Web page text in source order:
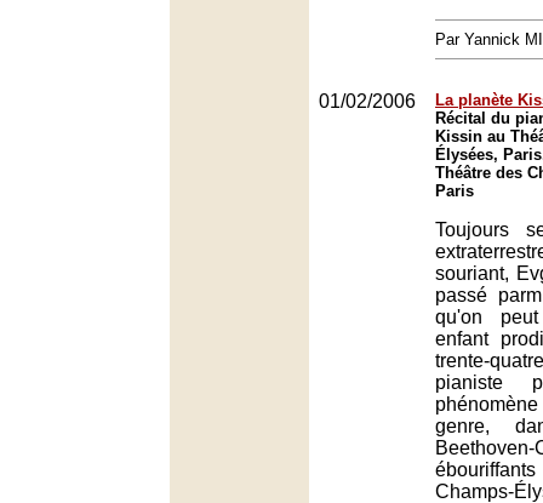
Par Yannick
01/02/2006
La planète
Récital du
Kissin au
Élysées,
Théâtre des
Paris
Toujours
souriant,
passé
qu'on
enfant
trente-
pianiste
genre,
Champs-